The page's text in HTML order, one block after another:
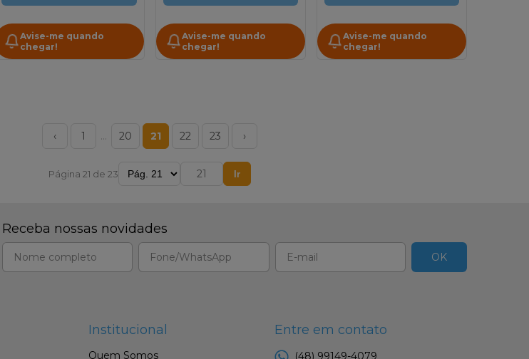
Avise-me quando
chegar!
Avise-me quando
chegar!
Avise-me quando
chegar!
‹ 1 … 20 21 22 23 ›
Página 21 de 23 Ir
Receba nossas novidades
Institucional
Quem Somos
Entre em contato
(48) 99149-4079